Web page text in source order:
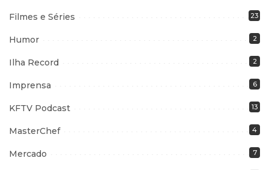
Filmes e Séries 23
Humor 2
Ilha Record 2
Imprensa 6
KFTV Podcast 13
MasterChef 4
Mercado 7